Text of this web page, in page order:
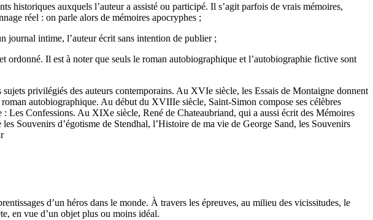
historiques auxquels l’auteur a assisté ou participé. Il s’agit parfois de vrais mémoires,
réel : on parle alors de mémoires apocryphes ;
journal intime, l’auteur écrit sans intention de publier ;
ordonné. Il est à noter que seuls le roman autobiographique et l’autobiographie fictive sont
privilégiés des auteurs contemporains. Au XVIe siècle, les Essais de Montaigne donnent
autobiographique. Au début du XVIIIe siècle, Saint-Simon compose ses célèbres
Les Confessions. Au XIXe siècle, René de Chateaubriand, qui a aussi écrit des Mémoires
Souvenirs d’égotisme de Stendhal, l’Histoire de ma vie de George Sand, les Souvenirs
d’un héros dans le monde. À travers les épreuves, au milieu des vicissitudes, le
en vue d’un objet plus ou moins idéal.